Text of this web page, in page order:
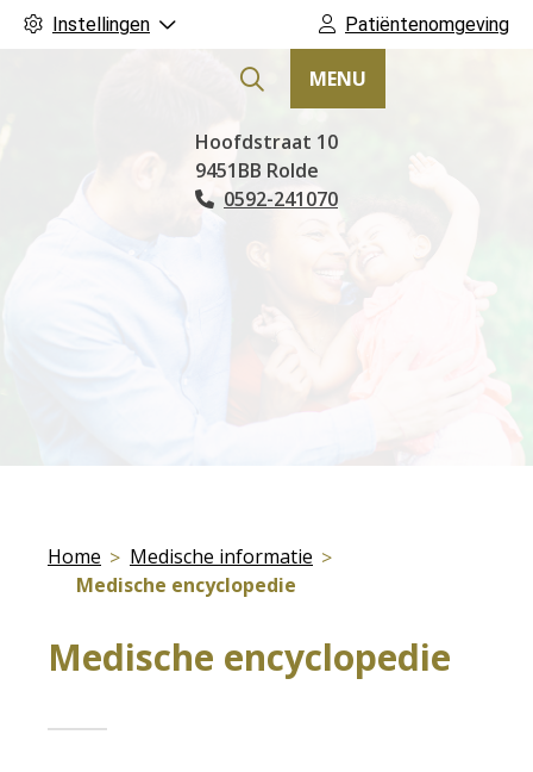
Instellingen Patiëntenomgeving
Hoofdmenu
MENU
Hoofdstraat 10
9451BB Rolde
Tel:
0592-241070
Home
Medische informatie
Medische encyclopedie
Medische encyclopedie